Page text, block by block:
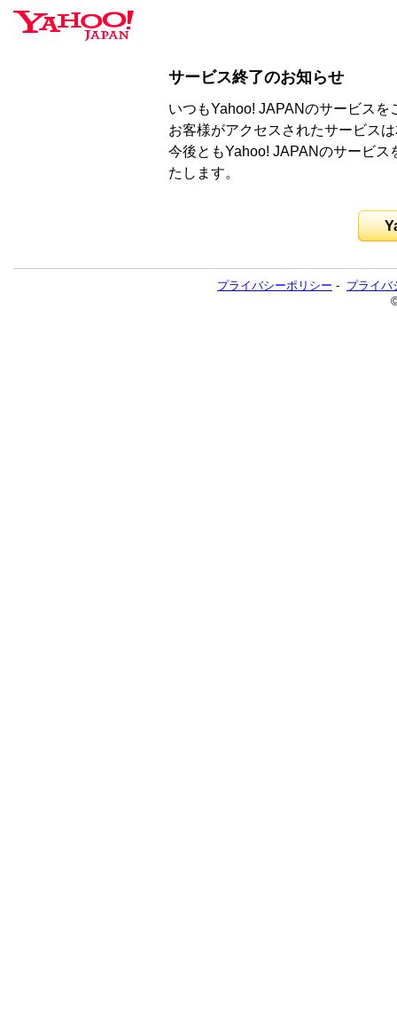
サービス終了のお知らせ
いつもYahoo! JAPANのサービス
お客様がアクセスされたサービス
今後ともYahoo! JAPANのサービ
たします。
プライバシーポリシー - プライバ